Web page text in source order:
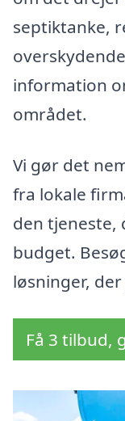
septiktanke,
information
området.
Vi gør det
fra lokale
den tjeneste,
budget.
løsninger,
Få 3 tilbud,